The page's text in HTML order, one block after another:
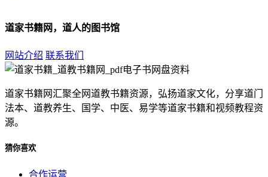
道家书籍网，道人的图书馆
网站介绍 联系我们
道家书籍网汇聚全网道教书籍资源，弘扬道家文化，分享道门
法本、道教养生、国学、中医、易学等道家书籍和视频教程资
源。
猜你喜欢
合作运营